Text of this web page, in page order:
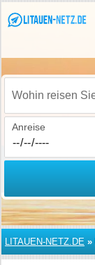
Wohin reisen Sie?
Anreise
LITAUEN-NETZ.DE »